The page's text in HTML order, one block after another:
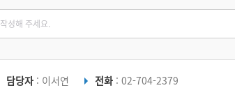
담당자 : 이서연 전화 : 02-704-2379